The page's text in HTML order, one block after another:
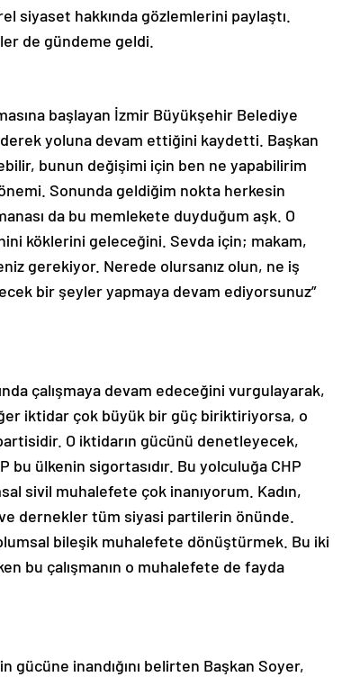
siyaset hakkında gözlemlerini paylaştı.
de gündeme geldi.
başlayan İzmir Büyükşehir Belediye
yoluna devam ettiğini kaydetti. Başkan
bunun değişimi için ben ne yapabilirim
Sonunda geldiğim nokta herkesin
da bu memlekete duyduğum aşk. O
köklerini geleceğini. Sevda için; makam,
gerekiyor. Nerede olursanız olun, ne iş
bir şeyler yapmaya devam ediyorsunuz”
çalışmaya devam edeceğini vurgulayarak,
iktidar çok büyük bir güç biriktiriyorsa, o
O iktidarın gücünü denetleyecek,
bu ülkenin sigortasıdır. Bu yolculuğa CHP
sivil muhalefete çok inanıyorum. Kadın,
dernekler tüm siyasi partilerin önünde.
bileşik muhalefete dönüştürmek. Bu iki
bu çalışmanın o muhalefete de fayda
inandığını belirten Başkan Soyer,